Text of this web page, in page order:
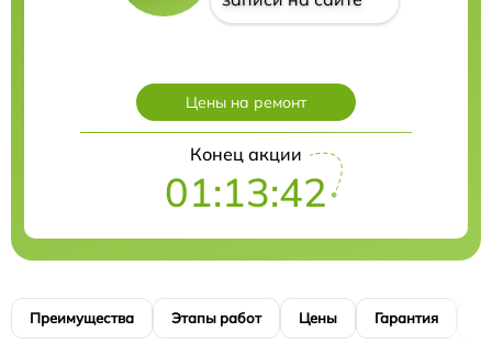
Цены на ремонт
Конец акции
01:13:41
Преимущества Этапы работ Цены Гарантия